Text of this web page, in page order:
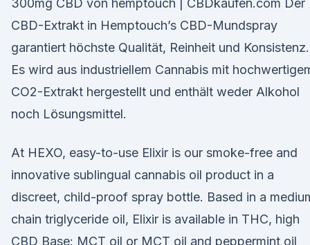
300mg CBD von hemptouch | CBDkaufen.com Der
CBD-Extrakt in Hemptouch’s CBD-Mundspray
garantiert höchste Qualität, Reinheit und Konsistenz.
Es wird aus industriellem Cannabis mit
CO2-Extrakt hergestellt und enthält weder Alkohol
noch Lösungsmittel.
At HEXO, easy-to-use Elixir is our smoke-free and
innovative sublingual cannabis oil product in a
discreet, child-proof spray bottle. Based in a
chain triglyceride oil, Elixir is available in THC, high
CBD Base: MCT oil or MCT oil and peppermint oil